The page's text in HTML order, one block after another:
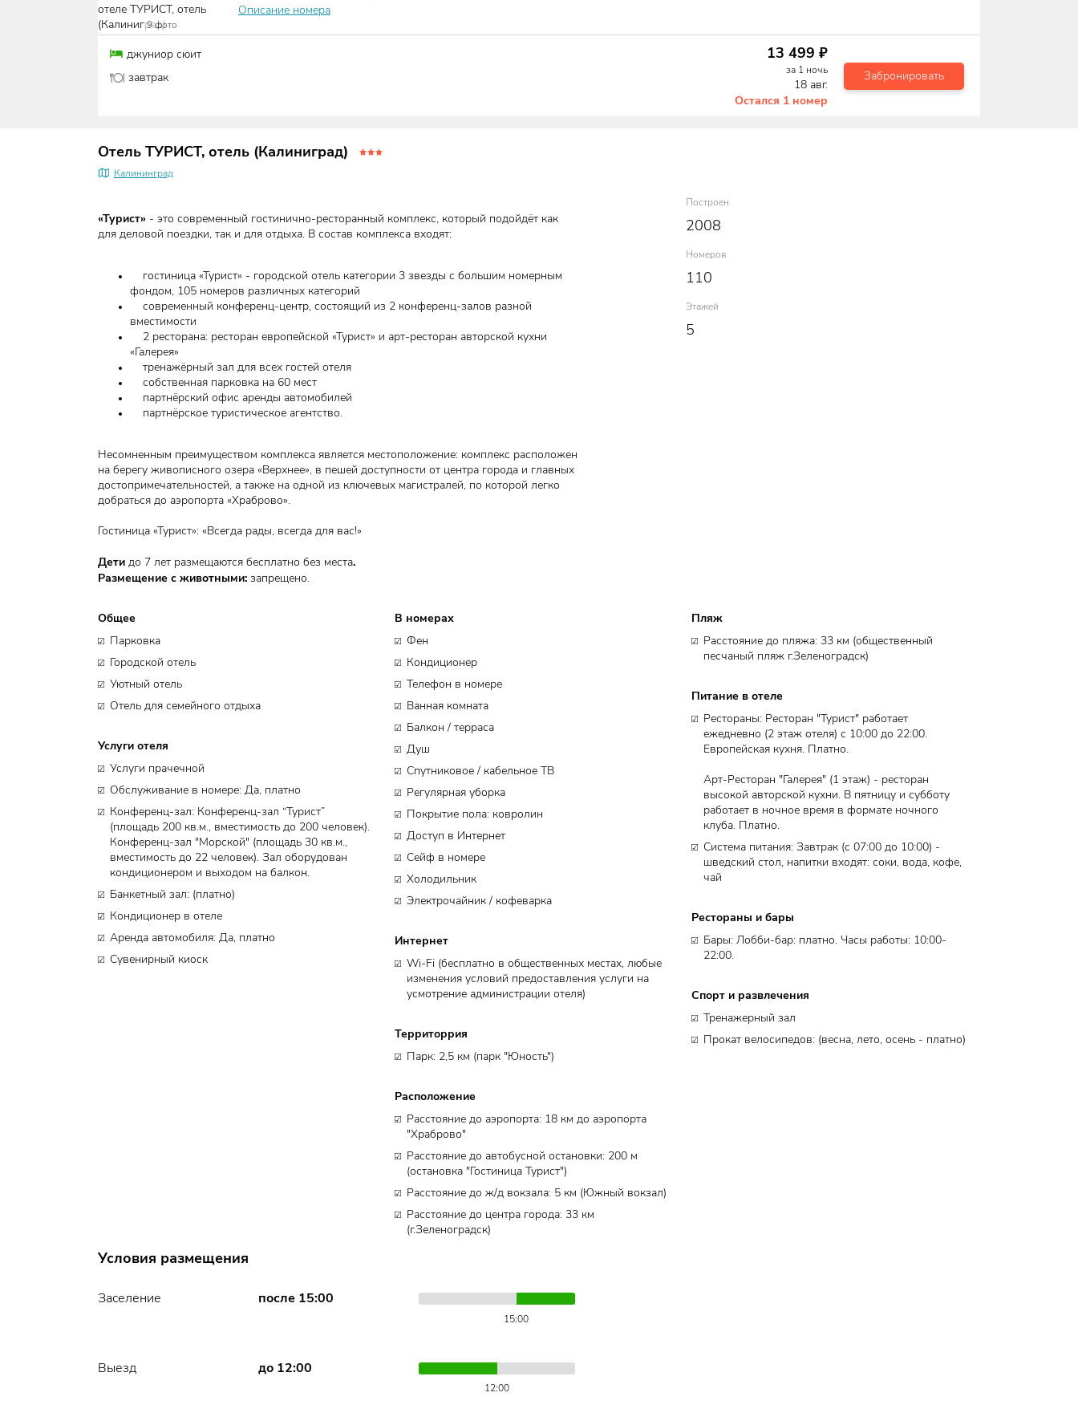
9фото
Описание номера
джуниор сюит
завтрак
Остался 1 номер
13 499 ₽
за 1 ночь
18 авг.
Забронировать
Отель ТУРИСТ, отель (Калиниград)
Калининград
«Турист» - это современный гостинично-ресторанный комплекс, который подойдёт как
для деловой поездки, так и для отдыха. В состав комплекса входят:
гостиница «Турист» - городской отель категории 3 звезды с большим номерным
фондом, 105 номеров различных категорий
современный конференц-центр, состоящий из 2 конференц-залов разной
вместимости
2 ресторана: ресторан европейской «Турист» и арт-ресторан авторской кухни
«Галерея»
тренажёрный зал для всех гостей отеля
собственная парковка на 60 мест
партнёрский офис аренды автомобилей
партнёрское туристическое агентство.
Несомненным преимуществом комплекса является местоположение: комплекс расположен
на берегу живописного озера «Верхнее», в пешей доступности от центра города и главных
достопримечательностей, а также на одной из ключевых магистралей, по которой легко
добраться до аэропорта «Храброво».
Гостиница «Турист»: «Всегда рады, всегда для вас!»
Дети до 7 лет размещаются бесплатно без места.
​Размещение с животными: запрещено.
Построен
2008
Номеров
110
Этажей
5
Общее
Парковка
Городской отель
Уютный отель
Отель для семейного отдыха
Услуги отеля
Услуги прачечной
Обслуживание в номере: Да, платно
Конференц-зал: Конференц-зал “Турист”
(площадь 200 кв.м., вместимость до 200 человек).
Конференц-зал "Морской" (площадь 30 кв.м.,
вместимость до 22 человек). Зал оборудован
кондиционером и выходом на балкон.
Банкетный зал: (платно)
Кондиционер в отеле
Аренда автомобиля: Да, платно
Сувенирный киоск
В номерах
Фен
Кондиционер
Телефон в номере
Ванная комната
Балкон / терраса
Душ
Спутниковое / кабельное ТВ
Регулярная уборка
Покрытие пола: ковролин
Доступ в Интернет
Сейф в номере
Холодильник
Электрочайник / кофеварка
Интернет
Wi-Fi (бесплатно в общественных местах, любые
изменения условий предоставления услуги на
усмотрение администрации отеля)
Территоррия
Парк: ​2,5 км (парк "Юность")
Расположение
Расстояние до аэропорта: 18 км до аэропорта
"Храброво"
Расстояние до автобусной остановки: ​200 м
(остановка "Гостиница Турист")
Расстояние до ж/д вокзала: ​5 км (Южный вокзал)
Расстояние до центра города: ​33 км
(г.Зеленоградск)
Пляж
Расстояние до пляжа: ​33 км (общественный
песчаный пляж г.Зеленоградск)
Питание в отеле
Рестораны: ​Ресторан "Турист" работает
ежедневно (2 этаж отеля) с 10:00 до 22:00.
Европейская кухня. Платно.
Арт-Ресторан "Галерея" (1 этаж) - ресторан
высокой авторской кухни. В пятницу и субботу
работает в ночное время в формате ночного
клуба. Платно.
Система питания: ​Завтрак (с 07:00 до 10:00) -
шведский стол, напитки входят: соки, вода, кофе,
чай
Рестораны и бары
Бары: Лобби-бар: платно. Часы работы: 10:00-
22:00.
Спорт и развлечения
Тренажерный зал
Прокат велосипедов: (весна, лето, осень - платно)
Условия размещения
Заселение после 15:00
15:00
Выезд до 12:00
12:00